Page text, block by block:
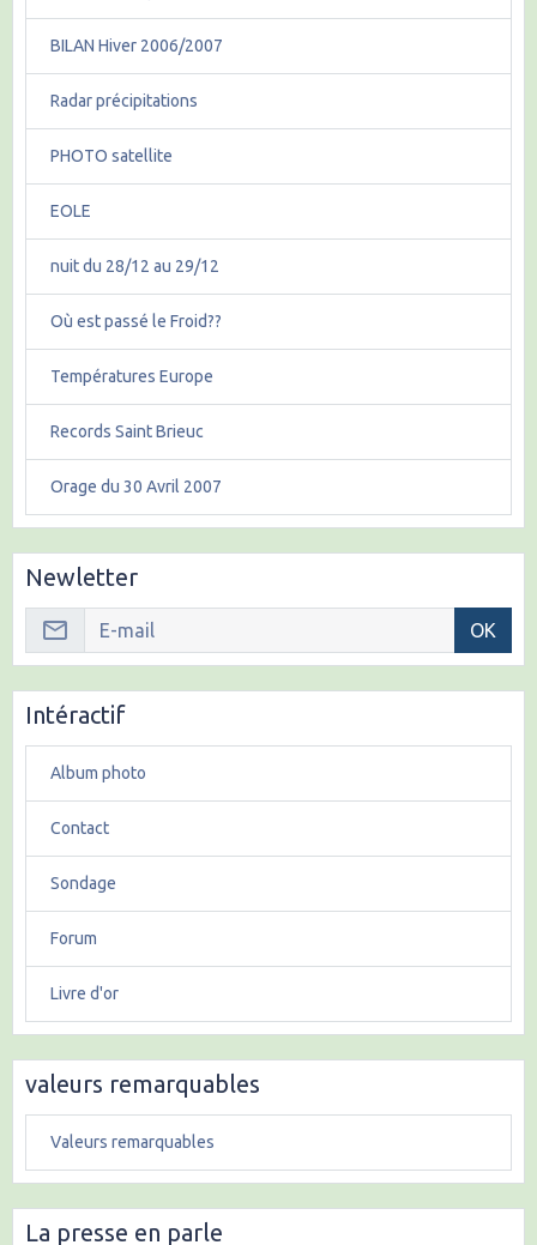
BILAN Hiver 2006/2007
Radar précipitations
PHOTO satellite
EOLE
nuit du 28/12 au 29/12
Où est passé le Froid??
Températures Europe
Records Saint Brieuc
Orage du 30 Avril 2007
Newletter
OK
Intéractif
Album photo
Contact
Sondage
Forum
Livre d'or
valeurs remarquables
Valeurs remarquables
La presse en parle